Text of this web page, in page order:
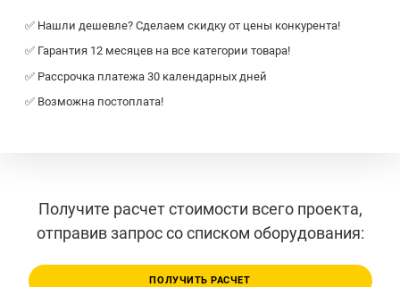
✅ Нашли дешевле? Сделаем скидку от цены конкурента!
✅ Гарантия 12 месяцев на все категории товара!
✅ Рассрочка платежа 30 календарных дней
✅ Возможна постоплата!
Получите расчет стоимости всего проекта,
отправив запрос со списком оборудования:
ПОЛУЧИТЬ РАСЧЕТ